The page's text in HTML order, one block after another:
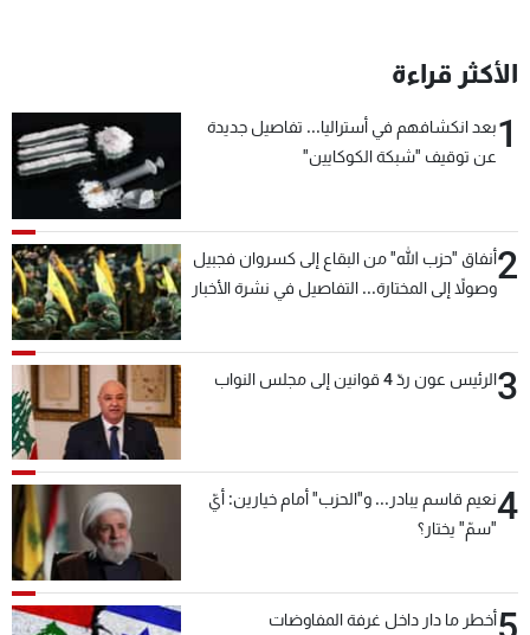
الأكثر قراءة
1بعد انكشافهم في أستراليا... تفاصيل جديدة
عن توقيف "شبكة الكوكايين"
2أنفاق "حزب الله" من البقاع إلى كسروان فجبيل
وصولاً إلى المختارة... التفاصيل في نشرة الأخبار
3الرئيس عون ردّ 4 قوانين إلى مجلس النواب
4نعيم قاسم يبادر... و"الحزب" أمام خيارين: أيّ
"سمّ" يختار؟
أخطر ما دار داخل غرفة المفاوضات